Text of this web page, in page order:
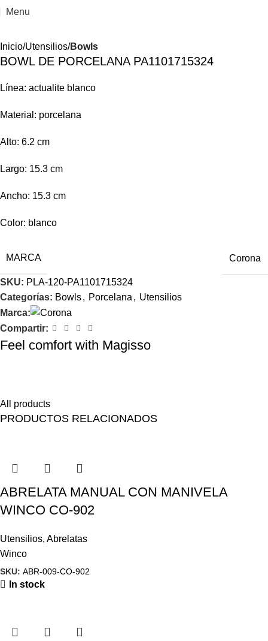
Menu
Inicio Utensilios Bowls
BOWL DE PORCELANA PA1101715324
Línea: actualite blanco
Material: porcelana
Alto: 6.2 cm
Largo: 15.3 cm
Ancho: 15.3 cm
Color: blanco
MARCA Corona
SKU: PLA-120-PA1101715324
Categorías: Bowls, Porcelana , Utensilios
Marca:
Compartir:
Feel comfort with Magisso
All products
PRODUCTOS RELACIONADOS
ABRELATA MANUAL CON MANIVELA
WINCO CO-902
Utensilios, Abrelatas
Winco
SKU: ABR-009-CO-902
In stock